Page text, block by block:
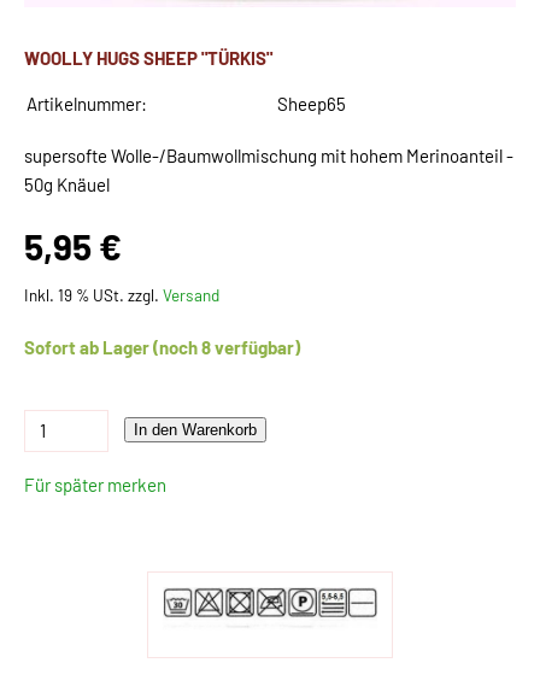
WOOLLY HUGS SHEEP "TÜRKIS"
Artikelnummer: Sheep65
supersofte Wolle-/Baumwollmischung mit hohem Merinoanteil -
50g Knäuel
5,95 €
Inkl. 19 % USt. zzgl. Versand
Sofort ab Lager (noch 8 verfügbar)
In den Warenkorb
Für später merken